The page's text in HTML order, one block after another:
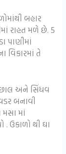
બહાર
રાહત મળે છે. 5
પાણીમાં
વિકારમાં તે
છાલ અને સિંધવ
બનાવી
માં
ઉકાળો થી ઘા